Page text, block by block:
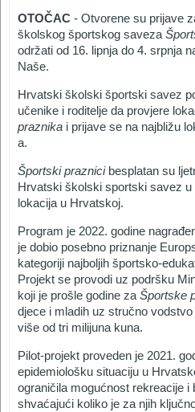
OTOČAC - Otvorene su prijave
školskog športskog saveza
održati od 16. lipnja do 4. srpnja
Naše.
Hrvatski školski športski savez
učenike i roditelje da provjere
praznika i prijave se na najbližu
a.
Športski praznici besplatan su
Hrvatski školski sportski savez u
lokacija u Hrvatskoj.
Program je 2022. godine
je dobio posebno priznanje
kategoriji najboljih športsko-
Projekt se provodi uz podršku
koji je prošle godine za Športske
djece i mladih uz stručno
više od tri milijuna kuna.
Pilot-projekt proveden je 2021.
epidemiološku situaciju u
ograničila mogućnost rekreacije
shvaćajući koliko je za njih